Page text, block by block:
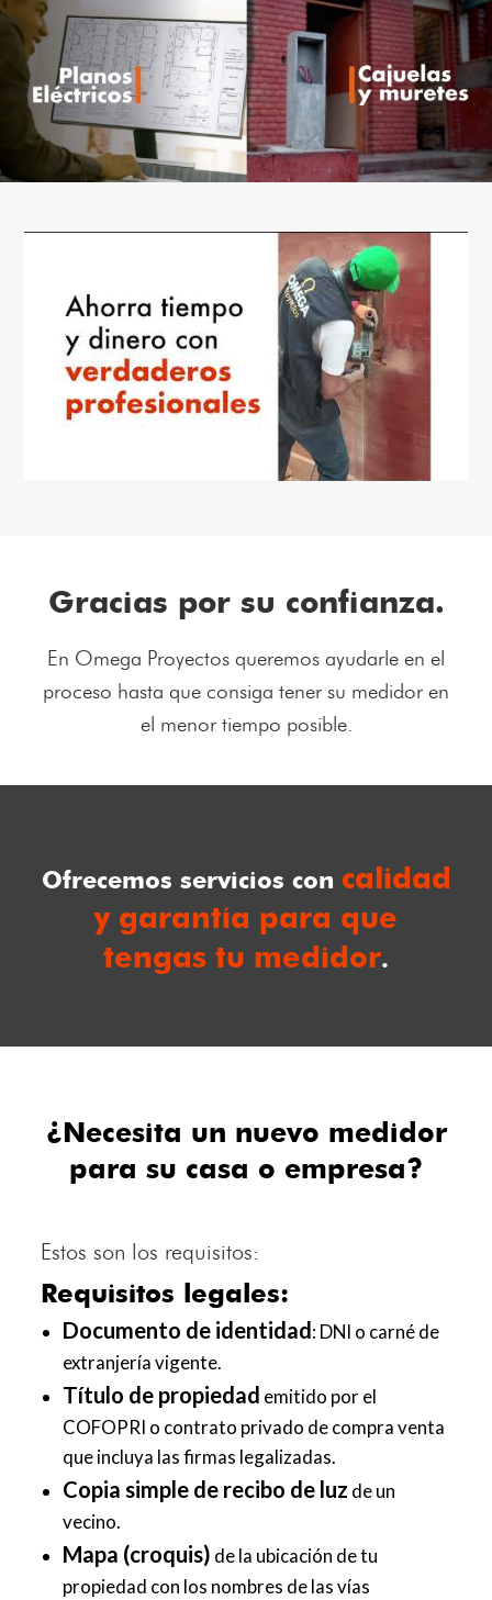
Gracias por su confianza.
En Omega Proyectos queremos ayudarle en el
proceso hasta que consiga tener su medidor en
el menor tiempo posible.
Ofrecemos servicios con calidad
y garantía para que
tengas tu medidor.
¿Necesita un nuevo medidor
para su casa o empresa?
Estos son los requisitos:
Requisitos legales:
Documento de identidad: DNI o carné de
extranjería vigente.
Título de propiedad emitido por el
COFOPRI o contrato privado de compra venta
que incluya las firmas legalizadas.
Copia simple de recibo de luz de un
vecino.
Mapa (croquis) de la ubicación de tu
propiedad con los nombres de las vías